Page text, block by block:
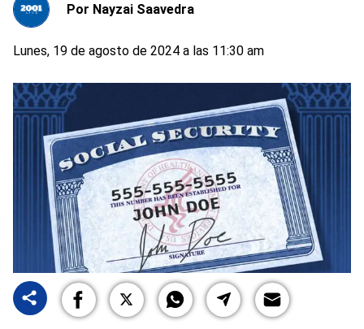
Por Nayzai Saavedra
Lunes, 19 de agosto de 2024 a las 11:30 am